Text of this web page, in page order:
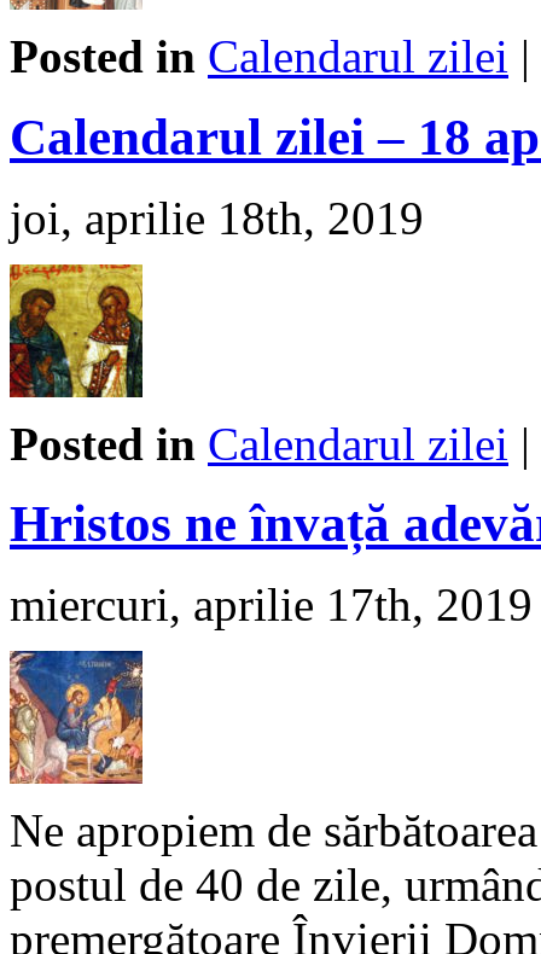
Posted in Calendarul zilei |
Calendarul zilei – 18
joi, aprilie 18th, 2019
Posted in Calendarul zilei |
Hristos ne învață
miercuri, aprilie 17th, 2019
Ne apropiem de
postul de 40 de zile,
premergătoare Învierii